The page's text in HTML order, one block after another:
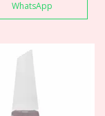
WhatsApp